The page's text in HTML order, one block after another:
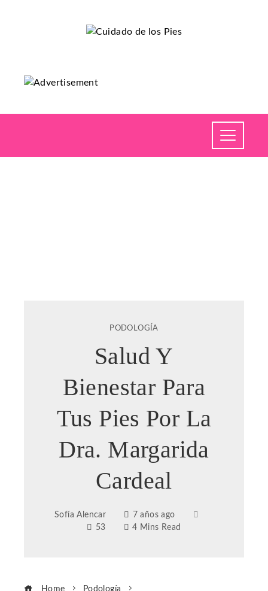
PODOLOGÍA
Salud Y
Bienestar Para
Tus Pies Por La
Dra. Margarida
Cardeal
Sofía Alencar
7 años ago
53
4 Mins Read
Home
Podología